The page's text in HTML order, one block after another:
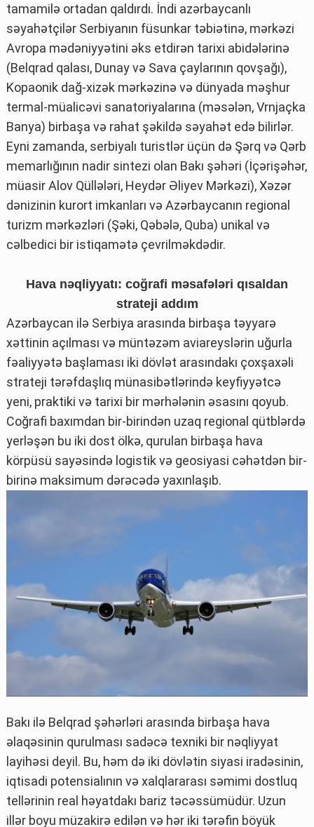
tamamilə ortadan qaldırdı. İndi azərbaycanlı
səyahətçilər Serbiyanın füsunkar təbiətinə, mərkəzi
Avropa mədəniyyətini əks etdirən tarixi abidələrinə
(Belqrad qalası, Dunay və Sava çaylarının qovşağı),
Kopaonik dağ-xizək mərkəzinə və dünyada məşhur
termal-müalicəvi sanatoriyalarına (məsələn, Vrnjaçka
Banya) birbaşa və rahat şəkildə səyahət edə bilirlər.
Eyni zamanda, serbiyalı turistlər üçün də Şərq və Qərb
memarlığının nadir sintezi olan Bakı şəhəri (İçərişəhər,
müasir Alov Qüllələri, Heydər Əliyev Mərkəzi), Xəzər
dənizinin kurort imkanları və Azərbaycanın regional
turizm mərkəzləri (Şəki, Qəbələ, Quba) unikal və
cəlbedici bir istiqamətə çevrilməkdədir.
Hava nəqliyyatı: coğrafi məsafələri qısaldan
strateji addım
Azərbaycan ilə Serbiya arasında birbaşa təyyarə
xəttinin açılması və müntəzəm aviareyslərin uğurla
fəaliyyətə başlaması iki dövlət arasındakı çoxşaxəli
strateji tərəfdaşlıq münasibətlərində keyfiyyətcə
yeni, praktiki və tarixi bir mərhələnin əsasını qoyub.
Coğrafi baxımdan bir-birindən uzaq regional qütblərdə
yerləşən bu iki dost ölkə, qurulan birbaşa hava
körpüsü sayəsində logistik və geosiyasi cəhətdən bir-
birinə maksimum dərəcədə yaxınlaşıb.
Bakı ilə Belqrad şəhərləri arasında birbaşa hava
əlaqəsinin qurulması sadəcə texniki bir nəqliyyat
layihəsi deyil. Bu, həm də iki dövlətin siyasi iradəsinin,
iqtisadi potensialının və xalqlararası səmimi dostluq
tellərinin real həyatdakı bariz təcəssümüdür. Uzun
illər boyu müzakirə edilən və hər iki tərəfin böyük